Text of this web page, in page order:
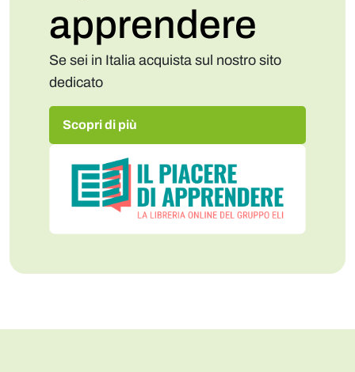
apprendere
Se sei in Italia acquista sul nostro sito
dedicato
Scopri di più